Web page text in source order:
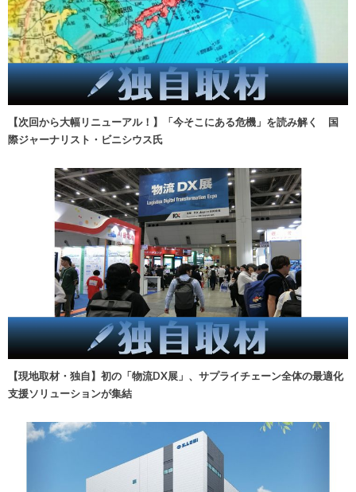
【次回から大幅リニューアル！】「今そこにある危機」を読み解く 国
際ジャーナリスト・ビニシウス氏
【現地取材・独自】初の「物流DX展」、サプライチェーン全体の最適化
支援ソリューションが集結